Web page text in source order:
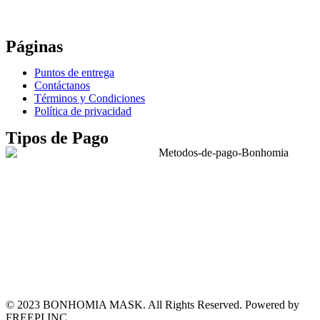
Páginas
Puntos de entrega
Contáctanos
Términos y Condiciones
Política de privacidad
Tipos de Pago
© 2023 BONHOMIA MASK. All Rights Reserved. Powered by